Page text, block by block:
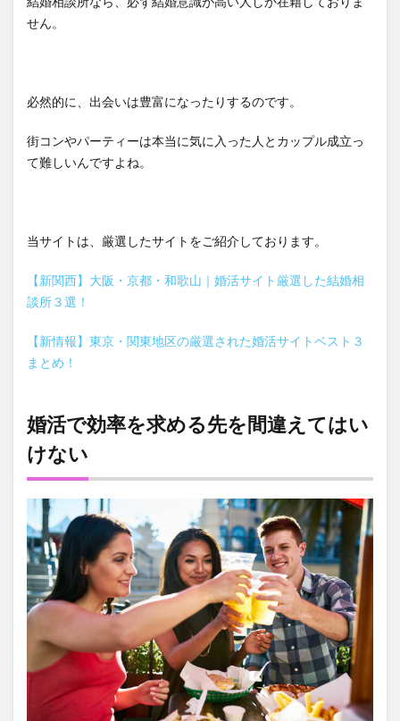
せん。
必然的に、出会いは豊富になったりするのです。
街コンやパーティーは本当に気に入った人とカップル成立っ
て難しいんですよね。
当サイトは、厳選したサイトをご紹介しております。
【新関西】大阪・京都・和歌山｜婚活サイト厳選した結婚相
談所３選！
【新情報】東京・関東地区の厳選された婚活サイトベスト３
まとめ！
婚活で効率を求める先を間違えてはい
けない